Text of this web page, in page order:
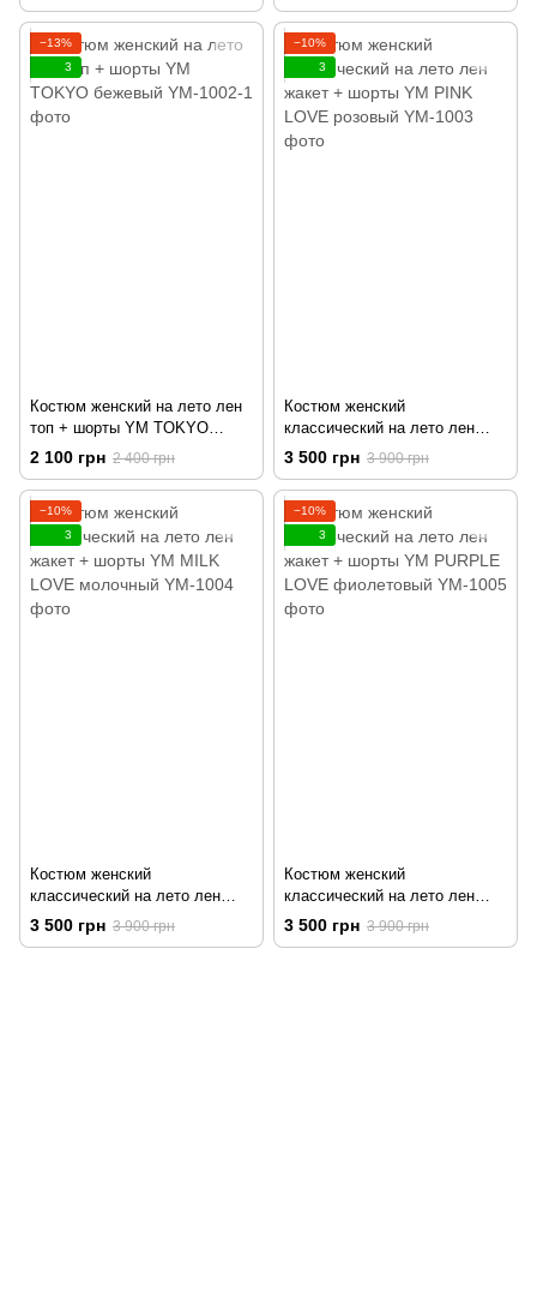
−13%
3
Костюм женский на лето лен
топ + шорты YM TOKYO
бежевый
2 100 грн 2 400 грн
−10%
3
Костюм женский
классический на лето лен
жакет + шорты YM PINK
LOVE розовый
3 500 грн 3 900 грн
−10%
3
Костюм женский
классический на лето лен
жакет + шорты YM MILK
LOVE молочный
3 500 грн 3 900 грн
−10%
3
Костюм женский
классический на лето лен
жакет + шорты YM PURPLE
LOVE фиолетовый
3 500 грн 3 900 грн